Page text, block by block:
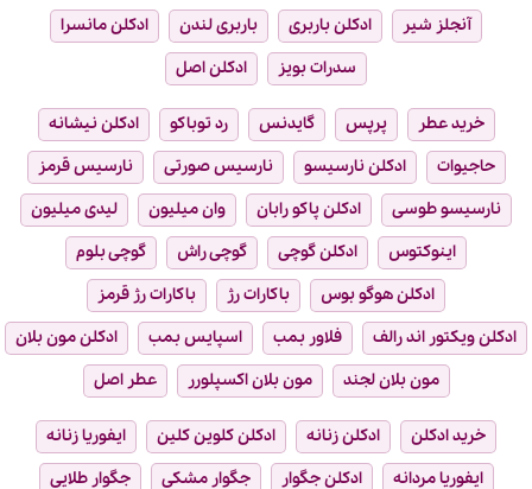
آنجلز شیر
ادکلن باربری باربری لندن
ادکلن مانسرا
سدرات بویز
ادکلن اصل
خرید عطر پرپس گایدنس رد توباکو
ادکلن نیشانه
حاجیوات
ادکلن نارسیسو نارسیس صورتی
نارسیس قرمز
نارسیسو طوسی
ادکلن پاکو رابان وان میلیون
لیدی میلیون
اینوکتوس
ادکلن گوچی گوچی راش
گوچی بلوم
ادکلن هوگو بوس
باکارات رژ
باکارات رژ قرمز
ادکلن ویکتور اند رالف
فلاور بمب اسپایس بمب
ادکلن مون بلان
مون بلان لجند
مون بلان اکسپلورر عطر اصل
خرید ادکلن ادکلن زنانه ادکلن کلوین کلین
ایفوریا زنانه
ایفوریا مردانه
ادکلن جگوار جگوار مشکی
جگوار طلایی